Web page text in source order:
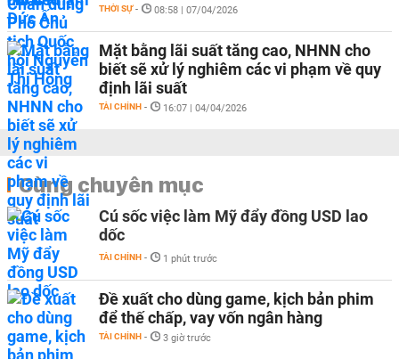
THỜI SỰ - 08:58 | 07/04/2026
Mặt bằng lãi suất tăng cao, NHNN cho
biết sẽ xử lý nghiêm các vi phạm về quy
định lãi suất
TÀI CHÍNH - 16:07 | 04/04/2026
Cùng chuyên mục
Cú sốc việc làm Mỹ đẩy đồng USD lao
dốc
TÀI CHÍNH - 1 phút trước
Đề xuất cho dùng game, kịch bản phim
để thế chấp, vay vốn ngân hàng
TÀI CHÍNH - 3 giờ trước